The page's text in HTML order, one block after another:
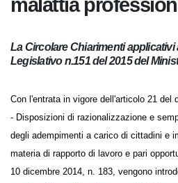
malattia
La Circolare Chiarimenti
Legislativo n.151 del 2015 del
Con l'entrata in vigore dell'articolo 21 del
- Disposizioni di razionalizzazione e
degli adempimenti a carico di cittadini e
materia di rapporto di lavoro e pari
legge 10 dicembre 2014, n. 183,